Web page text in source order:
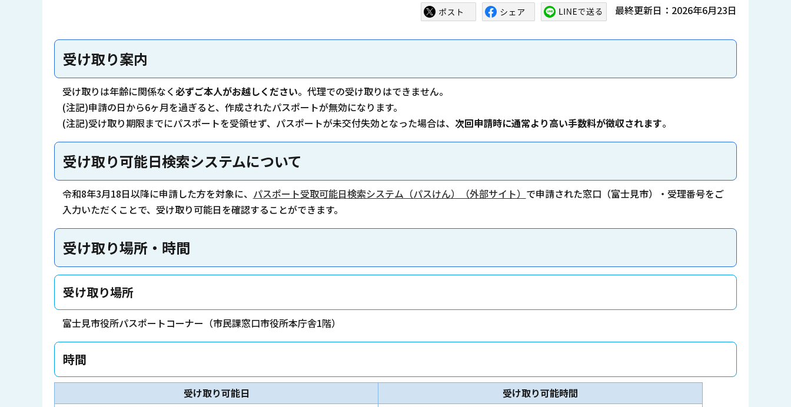
最終更新日：2026年6月23日
受け取り案内
受け取りは年齢に関係なく必ずご本人がお越しください。代理での受け取りはできません。
(注記)申請の日から6ヶ月を過ぎると、作成されたパスポートが無効になります。
(注記)受け取り期限までにパスポートを受領せず、パスポートが未交付失効となった場合は、 次回申請時に通常より高い手数料が徴収されます。
受け取り可能日検索システムについて
令和8年3月18日以降に申請した方を対象に、 パスポート受取可能日検索システム（パスけん）（外部サイト） で申請された窓口（富士見市）・受理番号をご
入力いただくことで、受け取り可能日を確認することができます。
受け取り場所・時間
受け取り場所
富士見市役所パスポートコーナー（市民課窓口市役所本庁舎1階）
時間
受け取り可能日
受け取り可能時間